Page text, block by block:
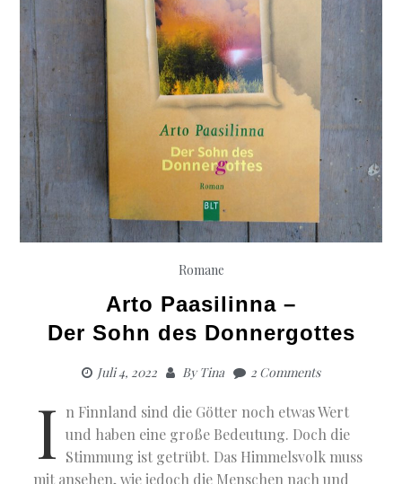
Romane
Arto Paasilinna –
Der Sohn des Donnergottes
Juli 4, 2022 ByTina 2 Comments
I n Finnland sind die Götter noch etwas Wert
und haben eine große Bedeutung. Doch die
Stimmung ist getrübt. Das Himmelsvolk muss
mit ansehen, wie jedoch die Menschen nach und